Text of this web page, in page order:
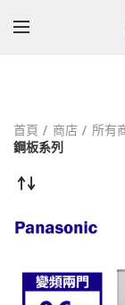
首頁 商店 所有
鋼板系列